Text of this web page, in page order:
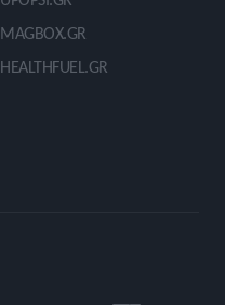
MAGBOX.GR
HEALTHFUEL.GR